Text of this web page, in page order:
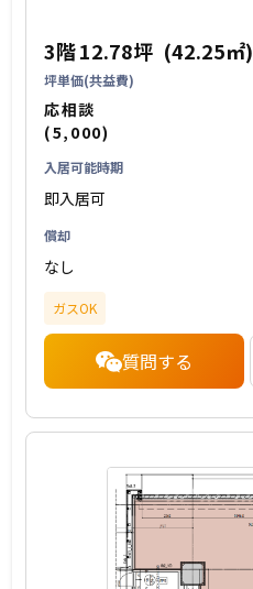
3階12.78坪 (42.25㎡)
坪単価(共益費)
応相談
(5,000)
入居可能時期
即入居可
償却
なし
ガスOK
質問する